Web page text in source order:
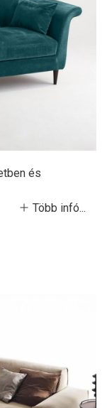
és
Több infó...